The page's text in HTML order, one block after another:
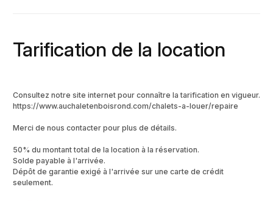
Tarification de la location
Consultez notre site internet pour connaître la tarification en vigueur.
https://www.auchaletenboisrond.com/chalets-a-louer/repaire
Merci de nous contacter pour plus de détails.
50% du montant total de la location à la réservation.
Solde payable à l'arrivée.
Dépôt de garantie exigé à l'arrivée sur une carte de crédit
seulement.